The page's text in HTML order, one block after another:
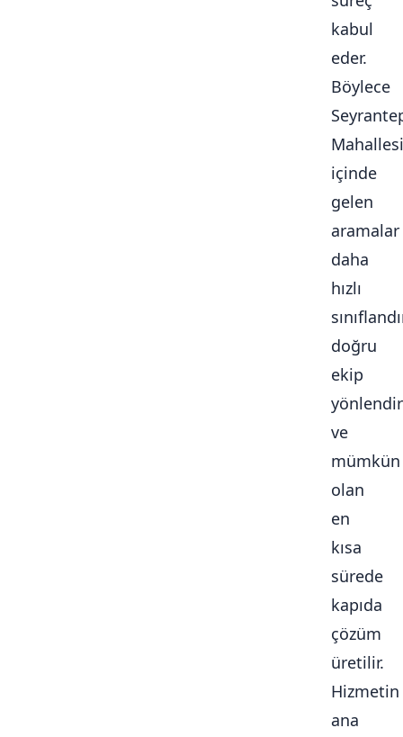
kabul
eder.
Böylece
Mahallesi
içinde
gelen
aramalar
daha
hızlı
doğru
ekip
ve
mümkün
olan
en
kısa
sürede
kapıda
çözüm
üretilir.
Hizmetin
ana